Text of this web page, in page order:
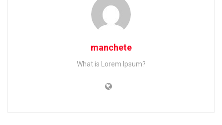
manchete
What is Lorem Ipsum?